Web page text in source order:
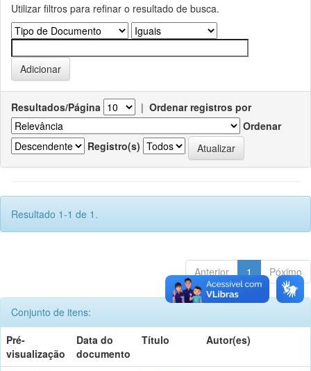
Utilizar filtros para refinar o resultado de busca.
Resultados/Página | Ordenar registros por
Ordenar
Registro(s)
Resultado 1-1 de 1.
Anterior 1 Póximo
Conjunto de itens:
Pré-
visualização
Data do
documento
Título Autor(es)